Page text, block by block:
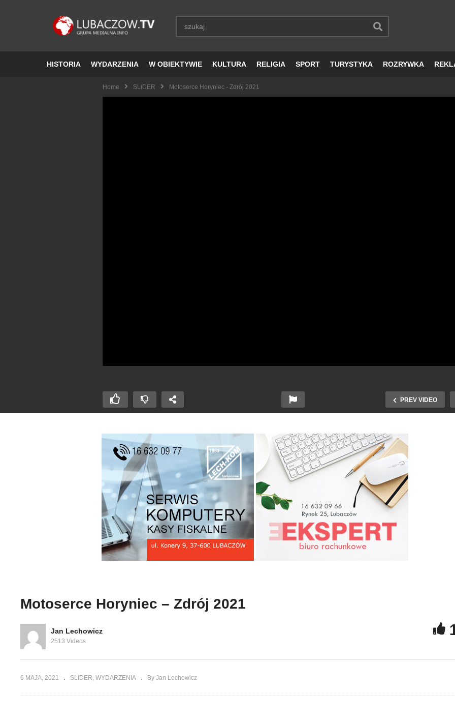
HISTORIA WYDARZENIA W OBIEKTYWIE KULTURA RELIGIA SPORT TURYSTYKA ROZRYWKA
Home SLIDER Motoserce Horyniec - Zdrój 2021
PREV VIDEO
Robert Korzeniowski
Cieszanów Cztery Pory
Mistrz olimpijski Robert
Korzeniowski pochodzi z
gminy Cieszanów
Motoserce Horyniec –
2021
Motoserce Horyniec – Zdrój 2021
Jan Lechowicz
2513 Videos
6 MAJA, 2021 SLIDER WYDARZENIA By Jan Lechowicz